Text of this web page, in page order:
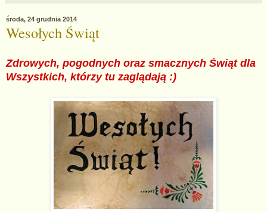
środa, 24 grudnia 2014
Wesołych Świąt
Zdrowych, pogodnych oraz smacznych Świąt dla
Wszystkich, którzy tu zaglądają :)